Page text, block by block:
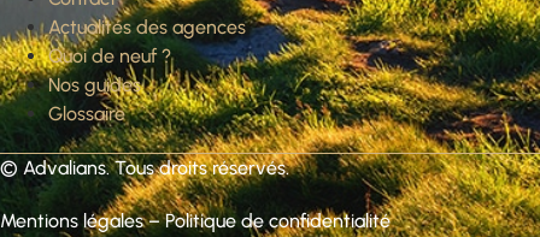
Actualités des agences
Quoi de neuf ?
Nos guides
Glossaire
© Advalians. Tous droits réservés.
Mentions légales–Politique de confidentialité